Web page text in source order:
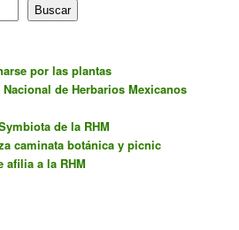
Buscar
por las plantas
de Herbarios Mexicanos
de la RHM
caminata botánica y picnic
afilia a la RHM